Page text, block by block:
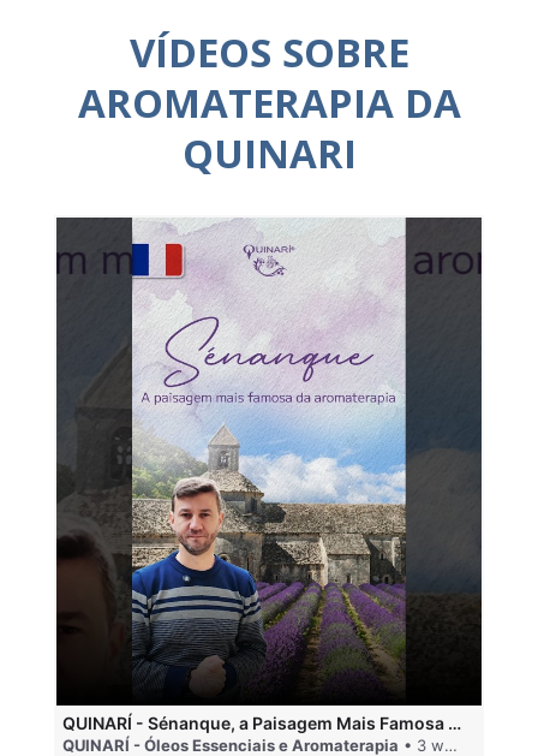
VÍDEOS SOBRE
AROMATERAPIA DA
QUINARI
QUINARÍ - Sénanque, a Paisagem Mais Famosa da Aromaterapia
QUINARÍ - Óleos Essenciais e Aromaterapia • 3 weeks ago